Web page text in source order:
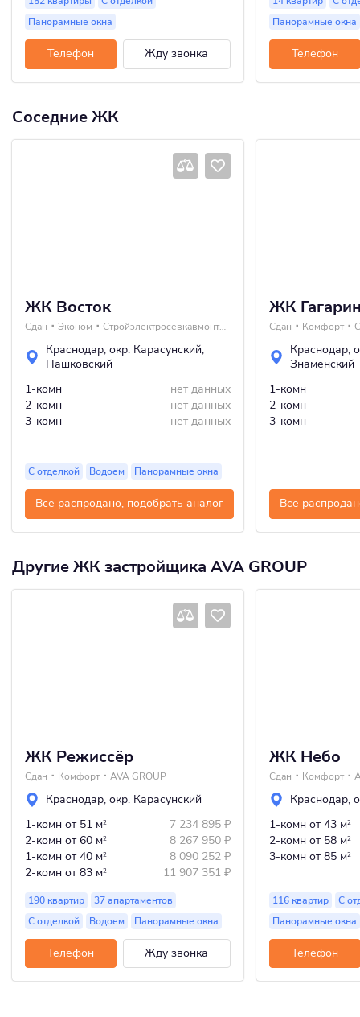
Панорамные окна
Телефон Жду звонка
Панорамные окна
Телефон
Соседние ЖК
ЖК Восток
Сдан Эконом Стройэлектросевкавмонтаж
Краснодар, окр. Карасунский,
Пашковский
1-комн
нет данных
2-комн
нет данных
3-комн
нет данных
С отделкой Водоем Панорамные окна
Все распродано, подобрать аналог
ЖК
Сдан Комфорт
Краснодар,
Знаменский
1-комн
2-комн
3-комн
Все
Другие ЖК застройщика AVA GROUP
ЖК Режиссёр
Сдан Комфорт AVA GROUP
Краснодар, окр. Карасунский
1-комн от 51 м2 7 234 895 ₽
2-комн от 60 м2 8 267 950 ₽
1-комн от 40 м2 8 090 252 ₽
2-комн от 83 м2 11 907 351 ₽
190 квартир
37 апартаментов
С отделкой
Водоем Панорамные окна
Телефон Жду звонка
ЖК Небо
Сдан Комфорт
Краснодар,
1-комн от 43 м2
2-комн от 58 м2
3-комн от 85 м2
116 квартир
С
Панорамные окна
Телефон